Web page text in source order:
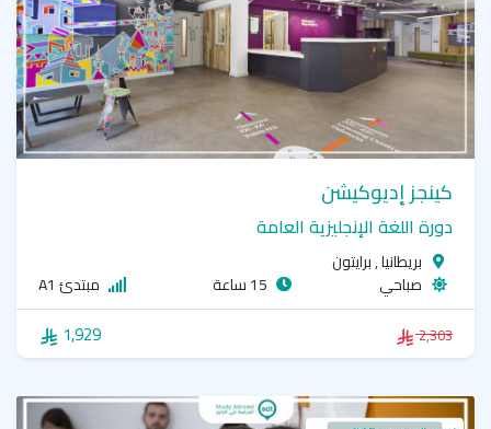
كينجز إديوكيشن
دورة اللغة الإنجليزية العامة
بريطانيا , برايتون
صباحي
مبتدئ A1
2,303
1,929